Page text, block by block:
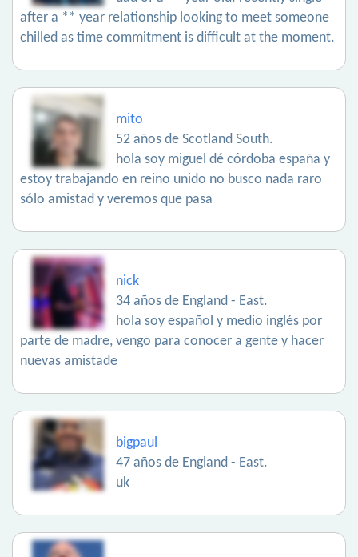
after a ** year relationship looking to meet someone
chilled as time commitment is difficult at the moment.
mito
52 años de Scotland South.
hola soy miguel dé córdoba españa y
estoy trabajando en reino unido no busco nada raro
sólo amistad y veremos que pasa
nick
34 años de England - East.
hola soy español y medio inglés por
parte de madre, vengo para conocer a gente y hacer
nuevas amistade
bigpaul
47 años de England - East.
uk